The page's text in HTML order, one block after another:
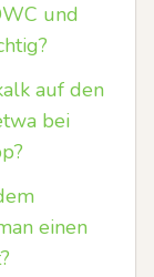
und
auf den
bei
einen